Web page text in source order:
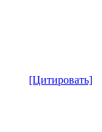
[Цитировать]